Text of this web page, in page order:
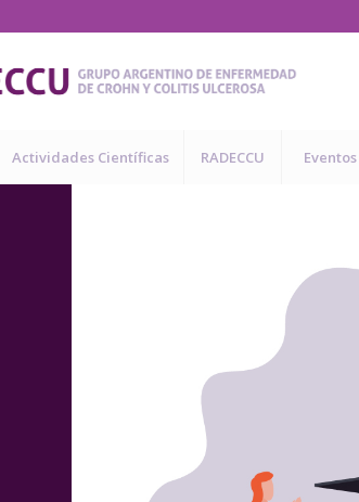
Actividades Científicas RADECCU Eventos